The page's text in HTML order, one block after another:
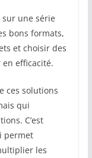
une série
bons formats,
et choisir des
efficacité.
ces solutions
qui
C’est
permet
les